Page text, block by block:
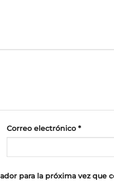
Correo electrónico *
para la próxima vez que